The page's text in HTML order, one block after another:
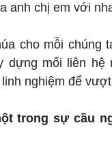
anh chị em với
cho mỗi chúng
dựng mối liên
nghiệm để
trong sự cầu